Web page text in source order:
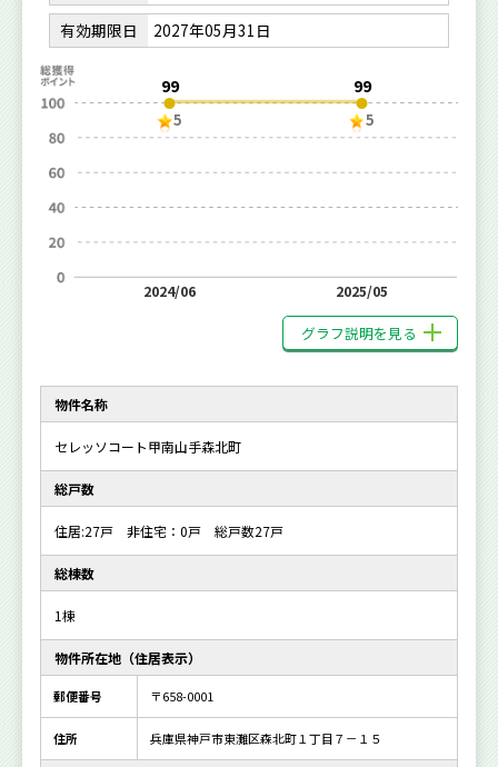
有効期限日
2027年05月31日
99
5
2024/06
99
5
2025/05
グラフ説明を見る
物件名称
セレッソコート甲南山手森北町
総戸数
住居:27戸 非住宅：0戸 総戸数27戸
総棟数
1棟
物件所在地（住居表示）
郵便番号 〒658-0001
住所 兵庫県神戸市東灘区森北町１丁目７－１５